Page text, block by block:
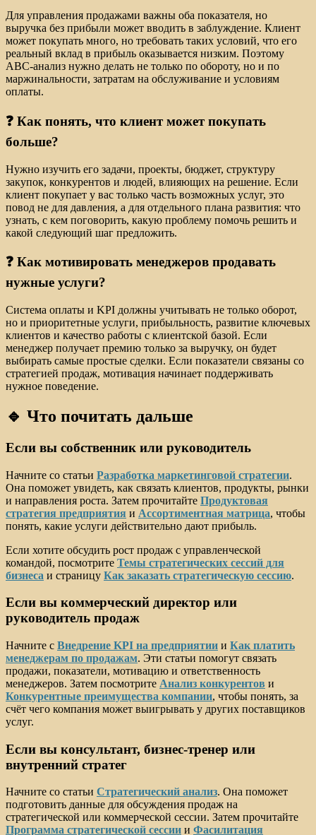
Для управления продажами важны оба показателя, но
выручка без прибыли может вводить в заблуждение. Клиент
может покупать много, но требовать таких условий, что его
реальный вклад в прибыль оказывается низким. Поэтому
ABC-анализ нужно делать не только по обороту, но и по
маржинальности, затратам на обслуживание и условиям
оплаты.
❓ Как понять, что клиент может покупать
больше?
Нужно изучить его задачи, проекты, бюджет, структуру
закупок, конкурентов и людей, влияющих на решение. Если
клиент покупает у вас только часть возможных услуг, это
повод не для давления, а для отдельного плана развития: что
узнать, с кем поговорить, какую проблему помочь решить и
какой следующий шаг предложить.
❓ Как мотивировать менеджеров продавать
нужные услуги?
Система оплаты и KPI должны учитывать не только оборот,
но и приоритетные услуги, прибыльность, развитие ключевых
клиентов и качество работы с клиентской базой. Если
менеджер получает премию только за выручку, он будет
выбирать самые простые сделки. Если показатели связаны со
стратегией продаж, мотивация начинает поддерживать
нужное поведение.
🔹 Что почитать дальше
Если вы собственник или руководитель
Начните со статьи Разработка маркетинговой стратегии.
Она поможет увидеть, как связать клиентов, продукты, рынки
и направления роста. Затем прочитайте Продуктовая
стратегия предприятия и Ассортиментная матрица, чтобы
понять, какие услуги действительно дают прибыль.
Если хотите обсудить рост продаж с управленческой
командой, посмотрите Темы стратегических сессий для
бизнеса и страницу Как заказать стратегическую сессию.
Если вы коммерческий директор или
руководитель продаж
Начните с Внедрение KPI на предприятии и Как платить
менеджерам по продажам. Эти статьи помогут связать
продажи, показатели, мотивацию и ответственность
менеджеров. Затем посмотрите Анализ конкурентов и
Конкурентные преимущества компании, чтобы понять, за
счёт чего компания может выигрывать у других поставщиков
услуг.
Если вы консультант, бизнес-тренер или
внутренний стратег
Начните со статьи Стратегический анализ. Она поможет
подготовить данные для обсуждения продаж на
стратегической или коммерческой сессии. Затем прочитайте
Программа стратегической сессии и Фасилитация